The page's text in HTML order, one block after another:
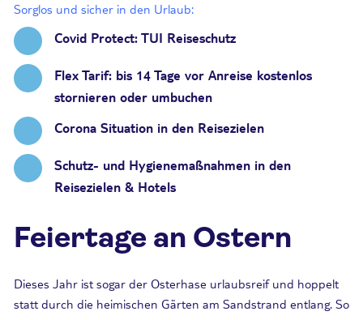
Sorglos und sicher in den Urlaub:
Covid Protect: TUI Reiseschutz
Flex Tarif: bis 14 Tage vor Anreise kostenlos
stornieren oder umbuchen
Corona Situation in den Reisezielen
Schutz- und Hygienemaßnahmen in den
Reisezielen & Hotels
Feiertage an Ostern
Dieses Jahr ist sogar der Osterhase urlaubsreif und hoppelt
statt durch die heimischen Gärten am Sandstrand entlang. So